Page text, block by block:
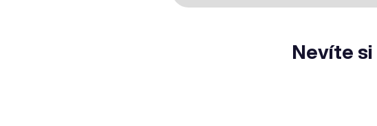
Nevíte